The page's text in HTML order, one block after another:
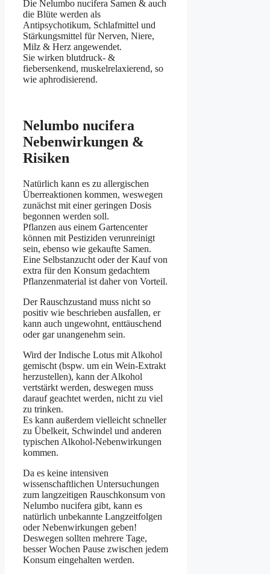
Die Nelumbo nucifera Samen & auch
die Blüte werden als
Antipsychotikum, Schlafmittel und
Stärkungsmittel für Nerven, Niere,
Milz & Herz angewendet.
Sie wirken blutdruck- &
fiebersenkend, muskelrelaxierend, so
wie aphrodisierend.
Nelumbo nucifera
Nebenwirkungen &
Risiken
Natürlich kann es zu allergischen
Überreaktionen kommen, weswegen
zunächst mit einer geringen Dosis
begonnen werden soll.
Pflanzen aus einem Gartencenter
können mit Pestiziden verunreinigt
sein, ebenso wie gekaufte Samen.
Eine Selbstanzucht oder der Kauf von
extra für den Konsum gedachtem
Pflanzenmaterial ist daher von Vorteil.
Der Rauschzustand muss nicht so
positiv wie beschrieben ausfallen, er
kann auch ungewohnt, enttäuschend
oder gar unangenehm sein.
Wird der Indische Lotus mit Alkohol
gemischt (bspw. um ein Wein-Extrakt
herzustellen), kann der Alkohol
vertstärkt werden, deswegen muss
darauf geachtet werden, nicht zu viel
zu trinken.
Es kann außerdem vielleicht schneller
zu Übelkeit, Schwindel und anderen
typischen Alkohol-Nebenwirkungen
kommen.
Da es keine intensiven
wissenschaftlichen Untersuchungen
zum langzeitigen Rauschkonsum von
Nelumbo nucifera gibt, kann es
natürlich unbekannte Langzeitfolgen
oder Nebenwirkungen geben!
Deswegen sollten mehrere Tage,
besser Wochen Pause zwischen jedem
Konsum eingehalten werden.